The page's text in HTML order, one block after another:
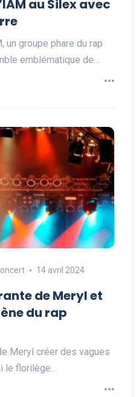
au Silex avec
un groupe phare du rap
emblématique de…
14 avril 2024
de Meryl et
du rap
Meryl créer des vagues
le florilège…